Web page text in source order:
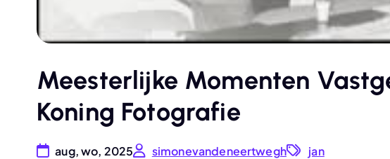
Meesterlijke Momenten
Koning Fotografie
aug, wo, 2025 simonevandeneertwegh jan